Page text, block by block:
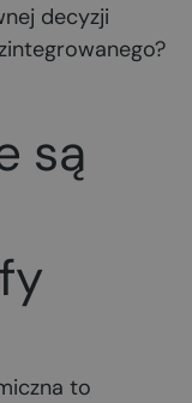
decyzji
są
to